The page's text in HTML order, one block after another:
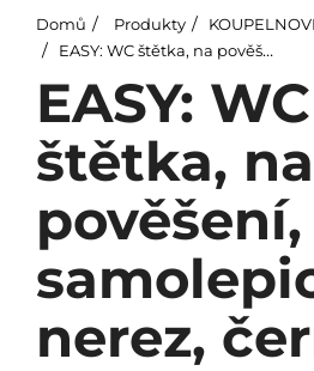
Domů Produkty
EASY: WC štětka, na pověšení, samolepicí, nerez, černá
EASY: WC
štětka, na
pověšení,
nerez,